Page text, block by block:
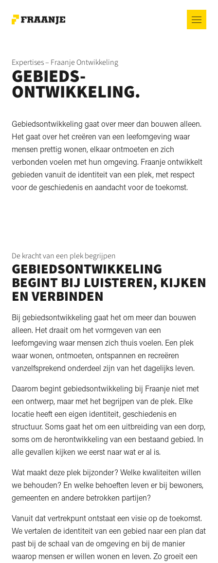
Expertises – Fraanje Ontwikkeling
GEBIEDS-
ONTWIKKELING.
Gebiedsontwikkeling gaat over meer dan bouwen alleen.
Het gaat over het creëren van een leefomgeving waar
mensen prettig wonen, elkaar ontmoeten en zich
verbonden voelen met hun omgeving. Fraanje ontwikkelt
gebieden vanuit de identiteit van een plek, met respect
voor de geschiedenis en aandacht voor de toekomst.
De kracht van een plek begrijpen
GEBIEDSONTWIKKELING
BEGINT BIJ LUISTEREN, KIJKEN
EN VERBINDEN
Bij gebiedsontwikkeling gaat het om meer dan bouwen
alleen. Het draait om het vormgeven van een
leefomgeving waar mensen zich thuis voelen. Een plek
waar wonen, ontmoeten, ontspannen en recreëren
vanzelfsprekend onderdeel zijn van het dagelijks leven.
Daarom begint gebiedsontwikkeling bij Fraanje niet met
een ontwerp, maar met het begrijpen van de plek. Elke
locatie heeft een eigen identiteit, geschiedenis en
structuur. Soms gaat het om een uitbreiding van een dorp,
soms om de herontwikkeling van een bestaand gebied. In
alle gevallen kijken we eerst naar wat er al is.
Wat maakt deze plek bijzonder? Welke kwaliteiten willen
we behouden? En welke behoeften leven er bij bewoners,
gemeenten en andere betrokken partijen?
Vanuit dat vertrekpunt ontstaat een visie op de toekomst.
We vertalen de identiteit van een gebied naar een plan dat
past bij de schaal van de omgeving en bij de manier
waarop mensen er willen wonen en leven. Zo groeit een